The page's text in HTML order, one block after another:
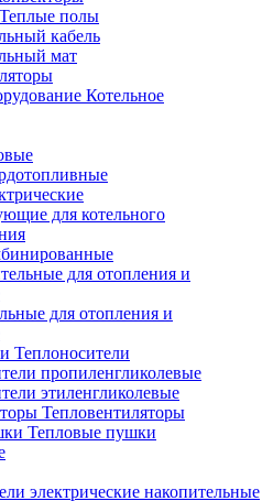
Теплые полы
кабель
мат
Котельное
для котельного
для отопления и
Теплоносители
пропиленгликолевые
этиленгликолевые
Тепловентиляторы
Тепловые пушки